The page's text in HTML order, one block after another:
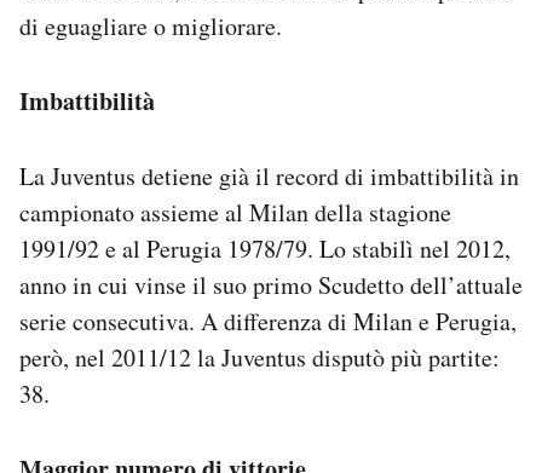
di eguagliare o migliorare.
Imbattibilità
La Juventus detiene già il record di imbattibilità in
campionato assieme al Milan della stagione
1991/92 e al Perugia 1978/79. Lo stabilì nel 2012,
anno in cui vinse il suo primo Scudetto dell’attuale
serie consecutiva. A differenza di Milan e Perugia,
però, nel 2011/12 la Juventus disputò più partite:
38.